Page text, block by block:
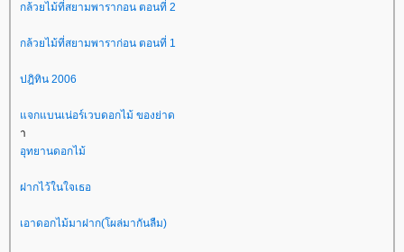
กล้วยไม้ที่สยามพารากอน ตอนที่ 2
กล้วยไม้ที่สยามพาราก่อน ตอนที่ 1
ปฎิทิน 2006
จกแบนเน่อร์เวบดอกไม้ ของย่าด
า
อุทยานดอกไม้
ฝากไว้ในใจเธอ
เอาดอกไม้มาฝาก(โผล่มากันลืม)